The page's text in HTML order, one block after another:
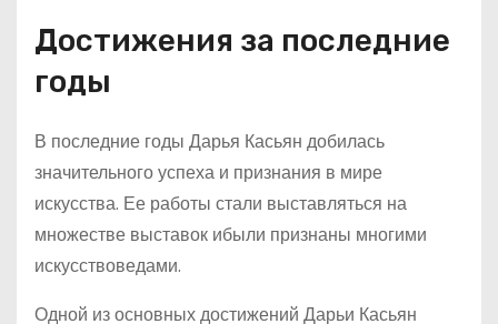
Достижения за последние
годы
В последние годы Дарья Касьян добилась
значительного успеха и признания в мире
искусства. Ее работы стали выставляться на
множестве выставок ибыли признаны многими
искусствоведами.
Одной из основных достижений Дарьи Касьян